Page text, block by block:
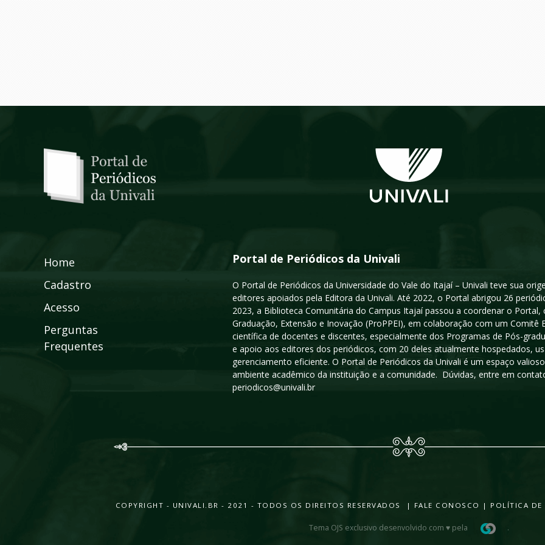
Home
Cadastro
Acesso
Perguntas
Frequentes
Portal de Periódicos da Univali
O Portal de Periódicos da Universidade do Vale do Itajaí – Univali teve sua
editores apoiados pela Editora da Univali. Até 2022, o Portal abrigou 26
2023, a Biblioteca Comunitária do Campus Itajaí passou a coordenar o
Graduação, Extensão e Inovação (ProPPEI), em colaboração com um
científica de docentes e discentes, especialmente dos Programas de Pós-
e apoio aos editores dos periódicos, com 20 deles atualmente hospedados,
gerenciamento eficiente. O Portal de Periódicos da Univali é um espaço
ambiente acadêmico da instituição e a comunidade. Dúvidas, entre em
periodicos@univali.br
COPYRIGHT - UNIVALI.BR - 2021 - TODOS OS DIREITOS RESERVADOS | FALE CONOSCO | POLÍTICA DE
Tema OJS exclusivo desenvolvido com ♥ pela .